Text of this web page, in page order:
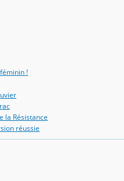
!
la Résistance
réussie